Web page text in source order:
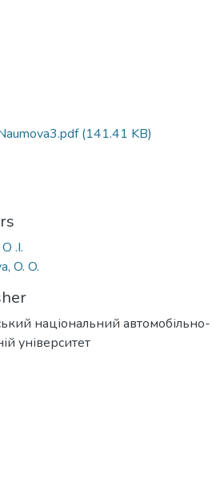
(141.41 KB)
.I.
O. O.
національний автомобільно-
університет